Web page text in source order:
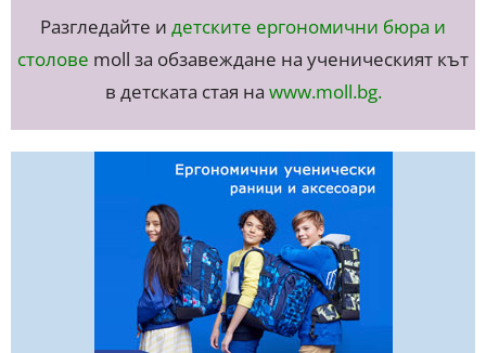
Разгледайте и детските ергономични бюра и
столове moll за обзавеждане на ученическият кът
в детската стая на www.moll.bg.